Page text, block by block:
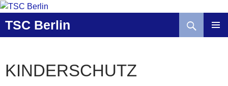
Zum
springen
TSC Berlin
KINDERSCHUTZ